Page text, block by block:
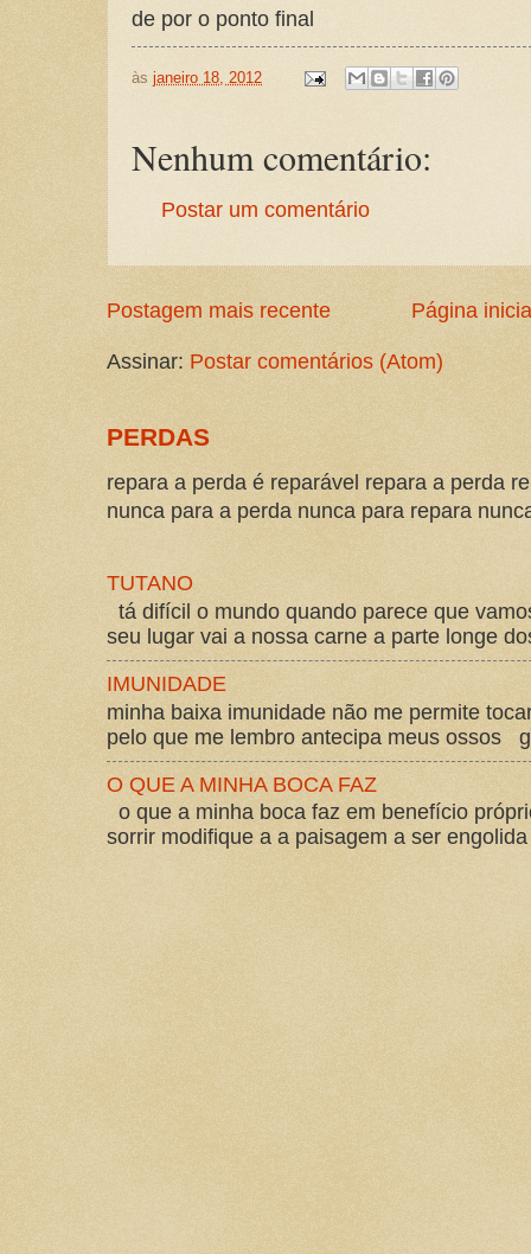
de por o ponto final
às janeiro 18, 2012
Nenhum comentário:
Postar um comentário
Postagem mais recente Página
Assinar: Postar comentários (Atom)
PERDAS
repara a perda é reparável repara a perda
nunca para a perda nunca para repara
TUTANO
tá difícil o mundo quando parece que
seu lugar vai a nossa carne a parte longe
IMUNIDADE
minha baixa imunidade não me permite
pelo que me lembro antecipa meus ossos
O QUE A MINHA BOCA FAZ
o que a minha boca faz em benefício
sorrir modifique a a paisagem a ser